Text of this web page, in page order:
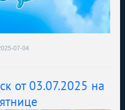
07-04
от 03.07.2025 на